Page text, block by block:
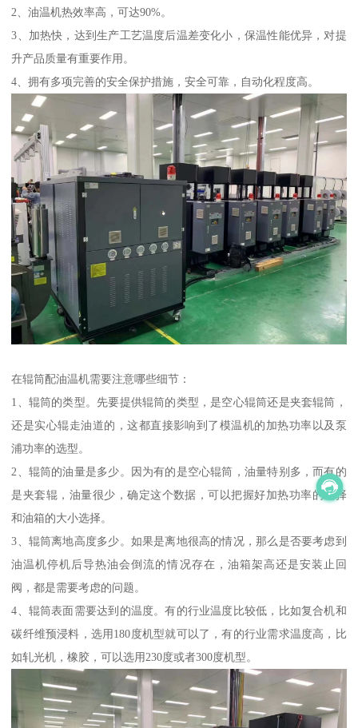
2、油温机热效率高，可达90%。
3、加热快，达到生产工艺温度后温差变化小，保温性能优异，对提
升产品质量有重要作用。
4、拥有多项完善的安全保护措施，安全可靠，自动化程度高。
在辊筒配油温机需要注意哪些细节：
1、辊筒的类型。先要提供辊筒的类型，是空心辊筒还是夹套辊筒，
还是实心辊走油道的，这都直接影响到了模温机的加热功率以及泵
浦功率的选型。
2、辊筒的油量是多少。因为有的是空心辊筒，油量特别多，而有的
是夹套辊，油量很少，确定这个数据，可以把握好加热功率的选择
和油箱的大小选择。
3、辊筒离地高度多少。如果是离地很高的情况，那么是否要考虑到
油温机停机后导热油会倒流的情况存在，油箱架高还是安装止回
阀，都是需要考虑的问题。
4、辊筒表面需要达到的温度。有的行业温度比较低，比如复合机和
碳纤维预浸料，选用180度机型就可以了，有的行业需求温度高，比
如轧光机，橡胶，可以选用230度或者300度机型。